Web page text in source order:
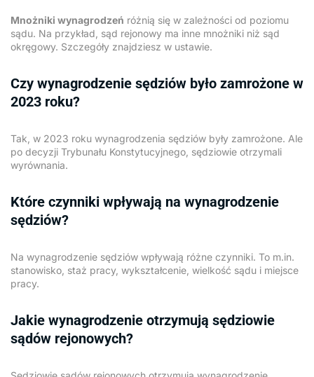
Mnożniki wynagrodzeń różnią się w zależności od poziomu
sądu. Na przykład, sąd rejonowy ma inne mnożniki niż sąd
okręgowy. Szczegóły znajdziesz w ustawie.
Czy wynagrodzenie sędziów było zamrożone w
2023 roku?
Tak, w 2023 roku wynagrodzenia sędziów były zamrożone. Ale
po decyzji Trybunału Konstytucyjnego, sędziowie otrzymali
wyrównania.
Które czynniki wpływają na wynagrodzenie
sędziów?
Na wynagrodzenie sędziów wpływają różne czynniki. To m.in.
stanowisko, staż pracy, wykształcenie, wielkość sądu i miejsce
pracy.
Jakie wynagrodzenie otrzymują sędziowie
sądów rejonowych?